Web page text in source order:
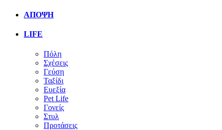
ΑΠΟΨΗ
LIFE
Πόλη
Σχέσεις
Γεύση
Ταξίδι
Ευεξία
Pet Life
Γονείς
Στυλ
Προτάσεις